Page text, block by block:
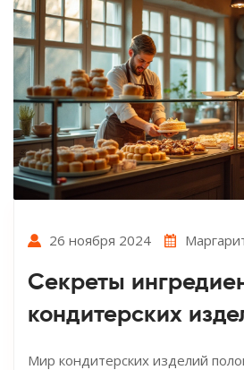
26 ноября 2024
Секреты
кондитерских
Мир кондитерских изделий